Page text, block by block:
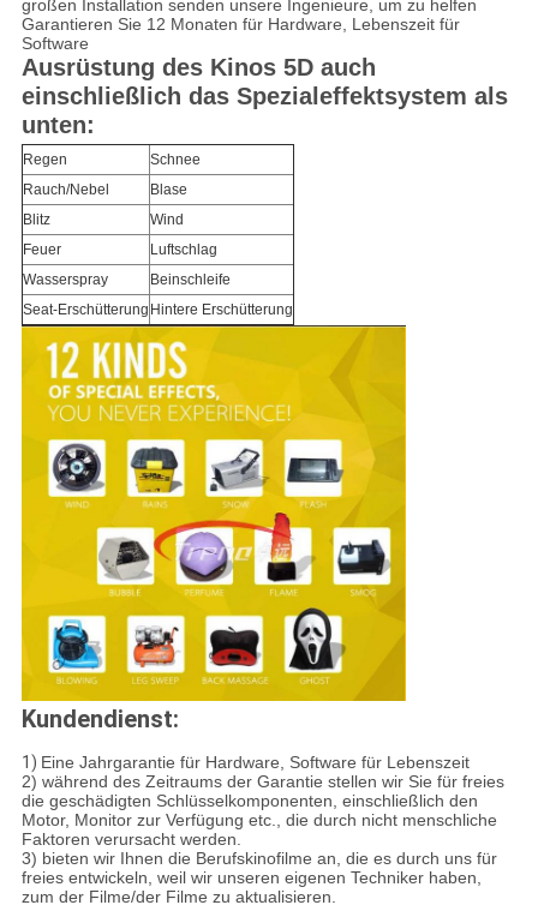
großen Installation senden unsere Ingenieure, um zu helfen
Garantieren Sie 12 Monaten für Hardware, Lebenszeit für
Software
Ausrüstung des Kinos 5D auch
einschließlich das Spezialeffektsystem als
unten:
Regen
Schnee
Rauch/Nebel
Blase
Blitz
Wind
Feuer
Luftschlag
Wasserspray
Beinschleife
Seat-Erschütterung Hintere Erschütterung
Kundendienst:
1) Eine Jahrgarantie für Hardware, Software für Lebenszeit
2) während des Zeitraums der Garantie stellen wir Sie für freies
die geschädigten Schlüsselkomponenten, einschließlich den
Motor, Monitor zur Verfügung etc., die durch nicht menschliche
Faktoren verursacht werden.
3) bieten wir Ihnen die Berufskinofilme an, die es durch uns für
freies entwickeln, weil wir unseren eigenen Techniker haben,
zum der Filme/der Filme zu aktualisieren.